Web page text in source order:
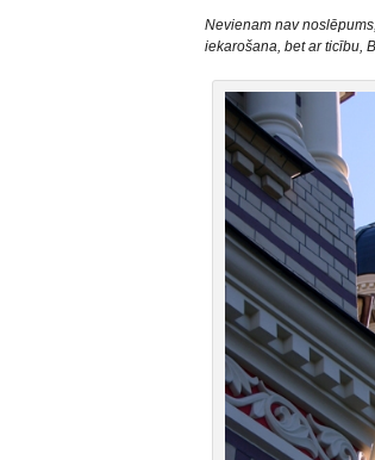
Nevienam nav
iekarošana, bet ar ticību,